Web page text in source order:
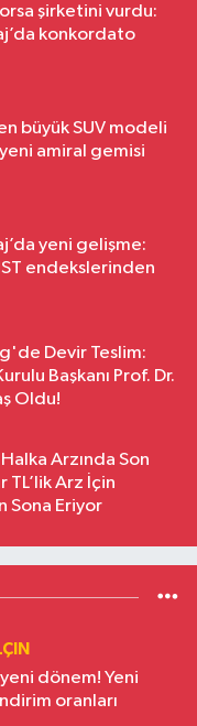
şirketini vurdu:
konkordato
büyük SUV modeli
amiral gemisi
yeni gelişme:
endekslerinden
Devir Teslim:
Başkanı Prof. Dr.
Oldu!
Arzında Son
TL’lik Arz İçin
Sona Eriyor
dönem! Yeni
oranları